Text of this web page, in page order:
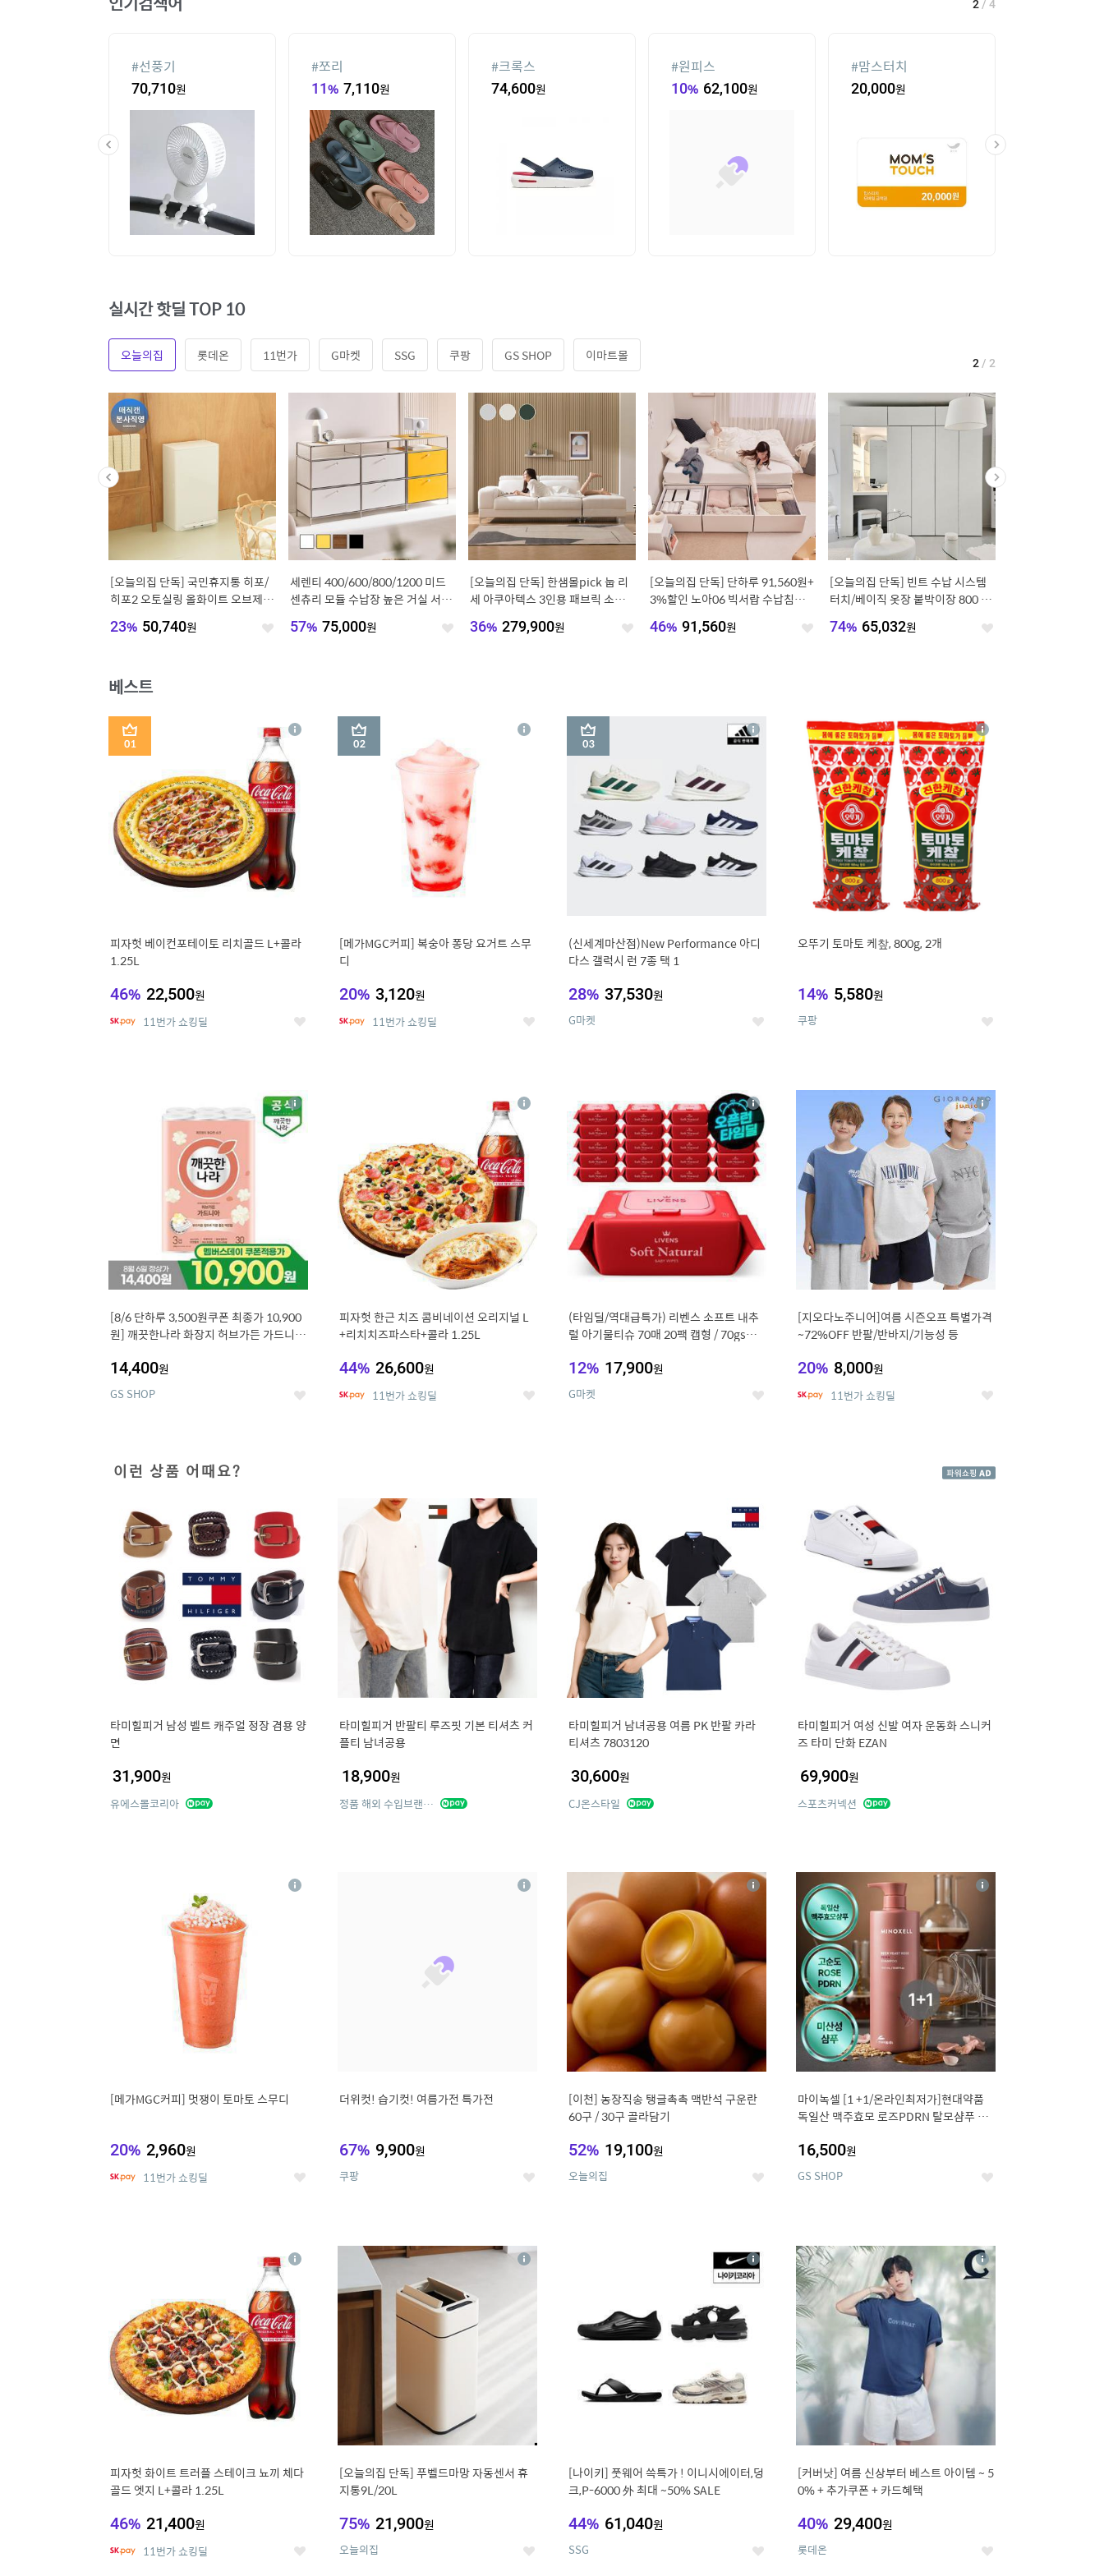
#선풍기
70,710원
#쪼리
11% 7,110원
#크록스
74,600원
#원피스
10% 62,100원
#맘스터치
20,000원
2 / 4
실시간 핫딜 TOP 10
오늘의집 롯데온 11번가 G마켓 SSG 쿠팡 GS SHOP 이마트몰
[오늘의집 단독] 국민휴지통 히포/
히포2 오토실링 올화이트 오브제 에
23% 50,740원 좋
세렌티 400/600/800/1200 미드
센츄리 모듈 수납장 높은 거실 서랍
57% 75,000원 좋
[오늘의집 단독] 한샘몰pick 눕 리
세 아쿠아텍스 3인용 패브릭 소파 3
36% 279,900원 좋
[오늘의집 단독] 단하루 91,560원+
3%할인 노아06 빅서랍 수납침대
46% 91,560원 좋
[오늘의집 단독] 빈트 수납 시스템
터치/베이직 옷장 붙박이장 800 시
74% 65,032원 좋
2 / 2
베스트
1
피자헛 베이컨포테이토 리치골드 L+콜라
1.25L
46% 22,500원
11번가 쇼킹딜 좋
상
2
[메가MGC커피] 복숭아 퐁당 요거트 스무
디
20% 3,120원
11번가 쇼킹딜 좋
상
3
(신세계마산점)New Performance 아디
다스 갤럭시 런 7종 택 1
28% 37,530원
G마켓 좋
상
세
4
오뚜기 토마토 케챂, 800g, 2개
14% 5,580원
쿠팡 좋
상
세
[8/6 단하루 3,500원쿠폰 최종가 10,900
원] 깨끗한나라 화장지 허브가든 가드니아
14,400원
GS SHOP 좋
상
세
피자헛 한근 치즈 콤비네이션 오리지널 L
+리치치즈파스타+콜라 1.25L
44% 26,600원
11번가 쇼킹딜 좋
상
(타임딜/역대급특가) 리벤스 소프트 내추
럴 아기물티슈 70매 20팩 캡형 / 70gsm
12% 17,900원
G마켓 좋
상
세
8
[지오다노주니어]여름 시즌오프 특별가격
~72%OFF 반팔/반바지/기능성 등
20% 8,000원
11번가 쇼킹딜 좋
상
세
이런 상품 어때요?
타미힐피거 남성 벨트 캐주얼 정장 겸용 양
면
31,900원
유에스몰코리아
타미힐피거 반팔티 루즈핏 기본 티셔츠 커
플티 남녀공용
18,900원
정품 해외 수입브랜드 티움
타미힐피거 남녀공용 여름 PK 반팔 카라
티셔츠 7803120
30,600원
CJ온스타일
타미힐피거 여성 신발 여자 운동화 스니커
즈 타미 단화 EZAN
69,900원
스포츠커넥션
[메가MGC커피] 멋쟁이 토마토 스무디
20% 2,960원
11번가 쇼킹딜 좋
상
더위컷! 습기컷! 여름가전 특가전
67% 9,900원
쿠팡 좋
상
11
[이천] 농장직송 탱글촉촉 맥반석 구운란
60구 / 30구 골라담기
52% 19,100원
오늘의집 좋
상
세
12
마이녹셀 [1 +1/온라인최저가]현대약품
독일산 맥주효모 로즈PDRN 탈모샴푸 대
16,500원
GS SHOP 좋
상
피자헛 화이트 트러플 스테이크 뇨끼 체다
골드 엣지 L+콜라 1.25L
46% 21,400원
11번가 쇼킹딜 좋
상
14
[오늘의집 단독] 푸벨드마망 자동센서 휴
지통9L/20L
75% 21,900원
오늘의집 좋
상
[나이키] 풋웨어 쓱특가 ! 이니시에이터,덩
크,P-6000 外 최대 ~50% SALE
44% 61,040원
SSG 좋
상
세
16
[커버낫] 여름 신상부터 베스트 아이템 ~ 5
0% + 추가쿠폰 + 카드혜택
40% 29,400원
롯데온 좋
상
세